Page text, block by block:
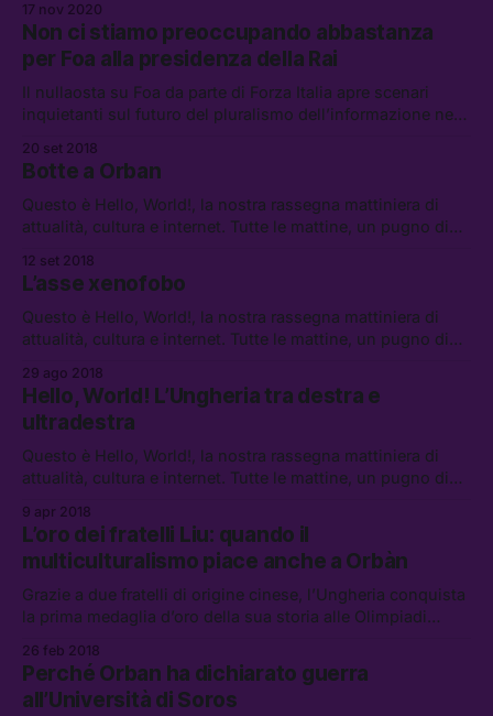
membri
17 nov 2020
Non ci stiamo preoccupando abbastanza
per Foa alla presidenza della Rai
Il nullaosta su Foa da parte di Forza Italia apre scenari
inquietanti sul futuro del pluralismo dell’informazione nel
20 set 2018
Botte a Orban
Questo è Hello, World!, la nostra rassegna mattiniera di
attualità, cultura e internet. Tutte le mattine, un pugno di
12 set 2018
L’asse xenofobo
Questo è Hello, World!, la nostra rassegna mattiniera di
attualità, cultura e internet. Tutte le mattine, un pugno di
29 ago 2018
Hello, World! L’Ungheria tra destra e
ultradestra
Questo è Hello, World!, la nostra rassegna mattiniera di
attualità, cultura e internet. Tutte le mattine, un pugno di
9 apr 2018
L’oro dei fratelli Liu: quando il
multiculturalismo piace anche a Orbàn
Grazie a due fratelli di origine cinese, l’Ungheria conquista
la prima medaglia d’oro della sua storia alle Olimpiadi
26 feb 2018
Perché Orban ha dichiarato guerra
all’Università di Soros